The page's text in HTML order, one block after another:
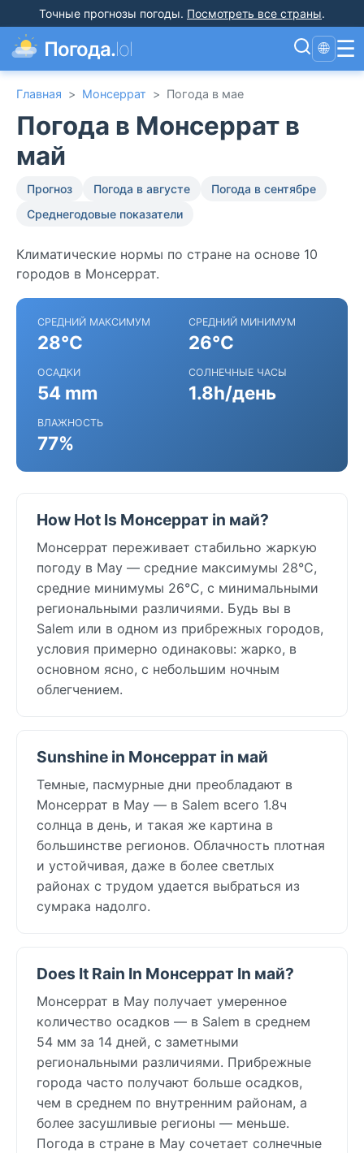
Точные прогнозы погоды. Посмотреть все страны.
Погода.lol 🌐 ☰
Главная > Монсеррат > Погода в мае
Погода в Монсеррат в
май
Прогноз Погода в августе
Погода в сентябре
Среднегодовые показатели
Климатические нормы по стране на основе 10
городов в Монсеррат.
СРЕДНИЙ МАКСИМУМ
28°C
СРЕДНИЙ МИНИМУМ
26°C
ОСАДКИ
54 mm
СОЛНЕЧНЫЕ ЧАСЫ
1.8h/день
ВЛАЖНОСТЬ
77%
How Hot Is Монсеррат in май?
Монсеррат переживает стабильно жаркую
погоду в May — средние максимумы 28°C,
средние минимумы 26°C, с минимальными
региональными различиями. Будь вы в
Salem или в одном из прибрежных городов,
условия примерно одинаковы: жарко, в
основном ясно, с небольшим ночным
облегчением.
Sunshine in Монсеррат in май
Темные, пасмурные дни преобладают в
Монсеррат в May — в Salem всего 1.8ч
солнца в день, и такая же картина в
большинстве регионов. Облачность плотная
и устойчивая, даже в более светлых
районах с трудом удается выбраться из
сумрака надолго.
Does It Rain In Монсеррат In май?
Монсеррат в May получает умеренное
количество осадков — в Salem в среднем
54 мм за 14 дней, с заметными
региональными различиями. Прибрежные
города часто получают больше осадков,
чем в среднем по внутренним районам, а
более засушливые регионы — меньше.
Погода в стране в May сочетает солнечные